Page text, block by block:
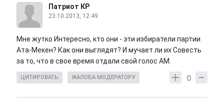
Патриот КР
23.10.2013, 12:49
Мне жутко Интересно, кто они - эти избиратели партии
Ата-Мекен? Как они выглядят? И мучает ли их Совесть
за то, что в свое время отдали свой голос АМ.
0
ЦИТИРОВАТЬ ЖАЛОБА МОДЕРАТОРУ